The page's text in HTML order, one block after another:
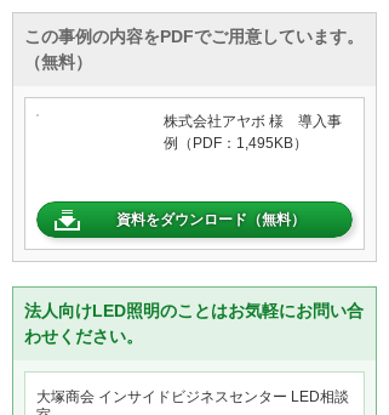
この事例の内容をPDFでご用意しています。
（無料）
株式会社アヤボ 様 導入事
例（PDF：1,495KB）
資料をダウンロード（無料）
法人向けLED照明のことはお気軽にお問い合
わせください。
大塚商会 インサイドビジネスセンター LED相談